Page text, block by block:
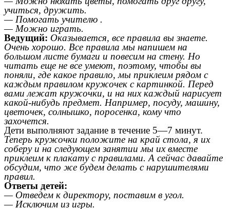
учиться, дружить.
— Помогать учителю .
— Можно играть.
Ведущий: Оказывается, все правила вы знаете.
Очень хорошо. Все правила мы напишем на
большом листе бумаги и повесим на стену. Но
читать еще не все умеют, поэтому, чтобы вы
поняли, где какое правило, мы приклеим рядом с
каждым правилом кружочек с картинкой. Перед
вами лежат кружочки, и на них каждый нарисует
какой-нибудь предмет. Например, посуду, машину,
цветочек, солнышко, поросенка, кому что
захочется.
Дети выполняют задание в течение 5—7 минут.
Теперь кружочки положите на край стола, я их
соберу и на следующем занятии мы их вместе
приклеим к плакату с правилами. А сейчас давайте
обсудим, что же будем делать с нарушителями
правил.
Ответы детей:
— Отведем к директору, поставим в угол.
— Исключим из игры.